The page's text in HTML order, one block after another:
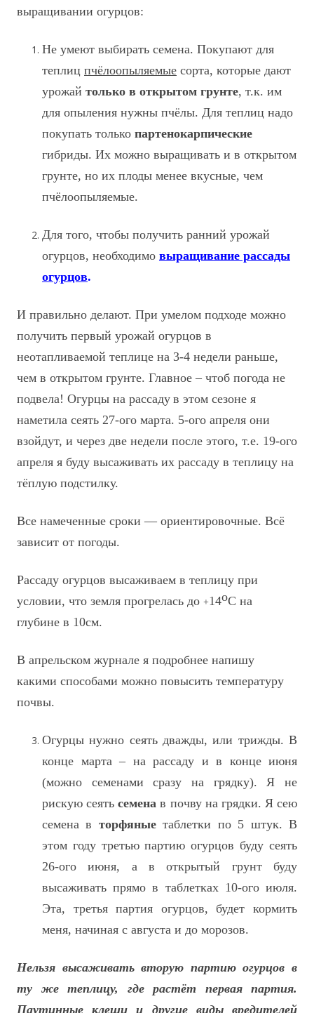
выращивании огурцов:
Не умеют выбирать семена. Покупают для
теплиц пчёлоопыляемые сорта, которые дают
урожай только в открытом грунте, т.к. им
для опыления нужны пчёлы. Для теплиц надо
покупать только партенокарпические
гибриды. Их можно выращивать и в открытом
грунте, но их плоды менее вкусные, чем
пчёлоопыляемые.
Для того, чтобы получить ранний урожай
огурцов, необходимо выращивание рассады
огурцов.
И правильно делают. При умелом подходе можно
получить первый урожай огурцов в
неотапливаемой теплице на 3-4 недели раньше,
чем в открытом грунте. Главное – чтоб погода не
подвела! Огурцы на рассаду в этом сезоне я
наметила сеять 27-ого марта. 5-ого апреля они
взойдут, и через две недели после этого, т.е. 19-ого
апреля я буду высаживать их рассаду в теплицу на
тёплую подстилку.
Все намеченные сроки — ориентировочные. Всё
зависит от погоды.
Рассаду огурцов высаживаем в теплицу при
условии, что земля прогрелась до +14оС на
глубине в 10см.
В апрельском журнале я подробнее напишу
какими способами можно повысить температуру
почвы.
Огурцы нужно сеять дважды, или трижды. В
конце марта – на рассаду и в конце июня
(можно семенами сразу на грядку). Я не
рискую сеятьсемена в почву на грядки. Я сею
семена в торфяныетаблетки по 5 штук. В
этом году третью партию огурцов буду сеять
26-ого июня, а в открытый грунт буду
высаживать прямо в таблетках 10-ого июля.
Эта, третья партия огурцов, будет кормить
меня, начиная с августа и до морозов.
Нельзя высаживать вторую партию огурцов в
ту же теплицу, где растёт первая партия.
Паутинные клещи и другие виды вредителей